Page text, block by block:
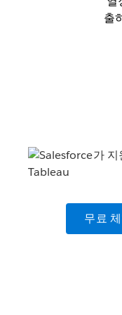
출
무료